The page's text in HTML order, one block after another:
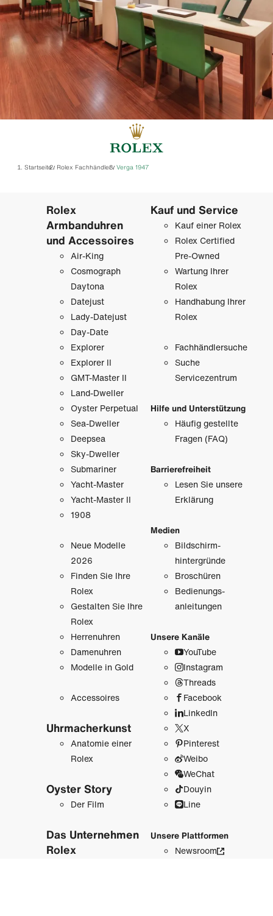
Startseite/ Rolex Fachhändler/ Verga 1947
Rolex
Armbanduhren
und Accessoires
Air-King
Cosmograph
Daytona
Datejust
Lady-Datejust
Day-Date
Explorer
Explorer II
GMT-Master II
Land-Dweller
Oyster Perpetual
Sea-Dweller
Deepsea
Sky-Dweller
Submariner
Yacht-Master
Yacht-Master II
1908
Neue Modelle
2026
Finden Sie Ihre
Rolex
Gestalten Sie Ihre
Rolex
Herrenuhren
Damenuhren
Modelle in Gold
Accessoires
Uhrmacher­kunst
Anatomie einer
Rolex
Oyster Story
Der Film
Das Unternehmen
Rolex
Kauf und Service
Kauf einer Rolex
Rolex Certified
Pre-Owned
Wartung Ihrer
Rolex
Handhabung Ihrer
Rolex
Fachhändlersuche
Suche
Servicezentrum
Hilfe und Unterstützung
Häufig gestellte
Fragen (FAQ)
Barrierefreiheit
Lesen Sie unsere
Erklärung
Medien
Bildschirm­
hintergründe
Broschüren
Bedienungs­
anleitungen
Unsere Kanäle
YouTube
Instagram
Threads
Facebook
LinkedIn
X
Pinterest
Weibo
WeChat
Douyin
Line
Unsere Plattformen
Newsroom